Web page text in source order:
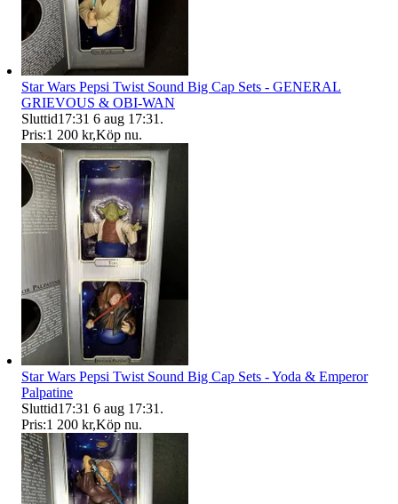
Star Wars Pepsi Twist Sound Big Cap Sets - GENERAL
GRIEVOUS & OBI-WAN
Sluttid17:31 6 aug 17:31 .
Pris:1 200 kr,Köp nu.
Star Wars Pepsi Twist Sound Big Cap Sets - Yoda & Emperor
Palpatine
Sluttid17:31 6 aug 17:31 .
Pris:1 200 kr,Köp nu.